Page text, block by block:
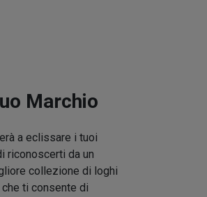
Marchio
a eclissare i tuoi
riconoscerti da un
collezione di loghi
ti consente di